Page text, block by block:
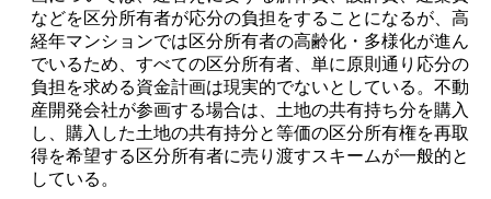
などを区分所有者が応分の負担をすることになるが、高
経年マンションでは区分所有者の高齢化・多様化が進ん
でいるため、すべての区分所有者、単に原則通り応分の
負担を求める資金計画は現実的でないとしている。不動
産開発会社が参画する場合は、土地の共有持ち分を購入
し、購入した土地の共有持分と等価の区分所有権を再取
得を希望する区分所有者に売り渡すスキームが一般的と
している。